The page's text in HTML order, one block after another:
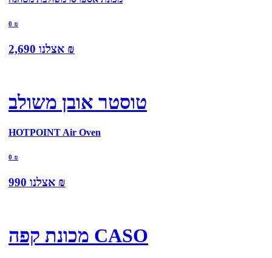
0 ₪
אצלנו 2,690 ₪
טוסטר אובן משולב
HOTPOINT Air Oven
0 ₪
אצלנו 990 ₪
מכונת קפה CASO